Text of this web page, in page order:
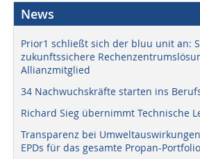
News
Prior1 schließt sich der bluu unit an:
zukunftssichere
Allianzmitglied
34 Nachwuchskräfte starten ins
Richard Sieg übernimmt Technische
Transparenz bei
EPDs für das gesamte Propan-